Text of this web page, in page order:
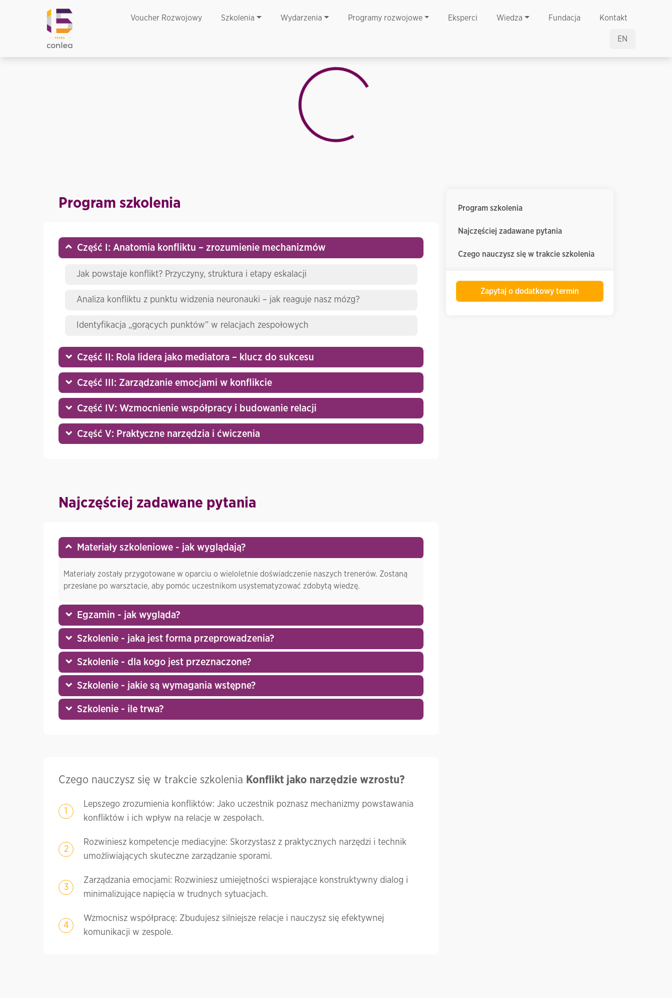
Voucher Rozwojowy Szkolenia Wydarzenia Programy rozwojowe Eksperci Wiedza Fundacja Kontakt
EN
Loading...
Program szkolenia
Część I: Anatomia konfliktu – zrozumienie mechanizmów
Jak powstaje konflikt? Przyczyny, struktura i etapy eskalacji
Analiza konfliktu z punktu widzenia neuronauki – jak reaguje nasz mózg?
Identyfikacja „gorących punktów” w relacjach zespołowych
Część II: Rola lidera jako mediatora – klucz do sukcesu
Część III: Zarządzanie emocjami w konflikcie
Część IV: Wzmocnienie współpracy i budowanie relacji
Część V: Praktyczne narzędzia i ćwiczenia
Najczęściej zadawane pytania
Materiały szkoleniowe - jak wyglądają?
Materiały zostały przygotowane w oparciu o wieloletnie doświadczenie naszych trenerów. Zostaną
przesłane po warsztacie, aby pomóc uczestnikom usystematyzować zdobytą wiedzę.
Egzamin - jak wygląda?
Szkolenie - jaka jest forma przeprowadzenia?
Szkolenie - dla kogo jest przeznaczone?
Szkolenie - jakie są wymagania wstępne?
Szkolenie - ile trwa?
Czego nauczysz się w trakcie szkolenia Konflikt jako narzędzie wzrostu?
Lepszego zrozumienia konfliktów: Jako uczestnik poznasz mechanizmy powstawania
konfliktów i ich wpływ na relacje w zespołach.
Rozwiniesz kompetencje mediacyjne: Skorzystasz z praktycznych narzędzi i technik
umożliwiających skuteczne zarządzanie sporami.
Zarządzania emocjami: Rozwiniesz umiejętności wspierające konstruktywny dialog i
minimalizujące napięcia w trudnych sytuacjach.
Wzmocnisz współpracę: Zbudujesz silniejsze relacje i nauczysz się efektywnej
komunikacji w zespole.
Program szkolenia
Najczęściej zadawane pytania
Czego nauczysz się w trakcie szkolenia
Zapytaj o dodatkowy termin